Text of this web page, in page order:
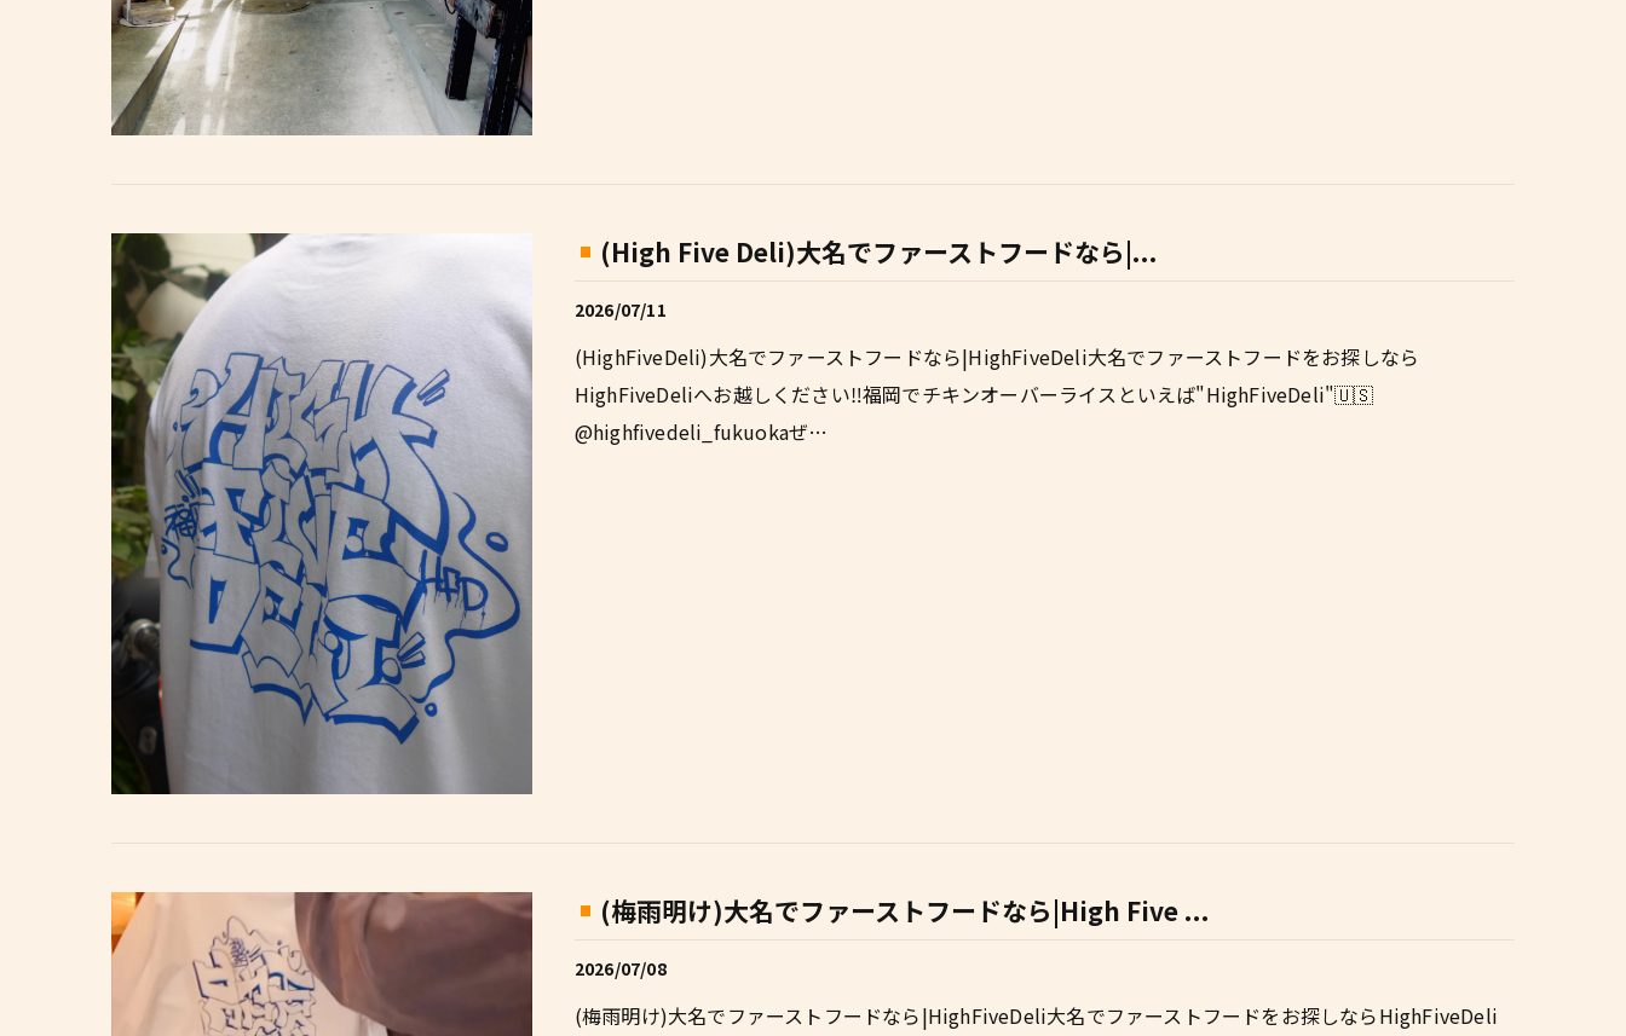
(High Five Deli)大名でファーストフードなら|...
2026/07/11
(HighFiveDeli)大名でファーストフードなら|HighFiveDeli大名でファーストフードをお探しなら
HighFiveDeliへお越しください‼福岡でチキンオーバーライスといえば"HighFiveDeli"🇺🇸
@highfivedeli_fukuokaぜ…
(梅雨明け)大名でファーストフードなら|High Five ...
2026/07/08
(梅雨明け)大名でファーストフードなら|HighFiveDeli大名でファーストフードをお探しならHighFiveDeli